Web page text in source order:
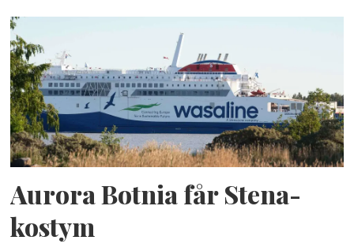
Aurora Botnia får Stena-
kostym